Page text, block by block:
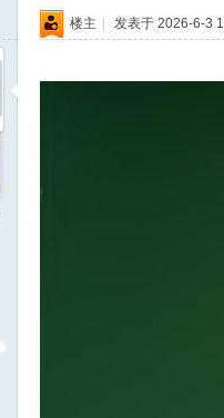
楼主 | 发表于 2026-6-3